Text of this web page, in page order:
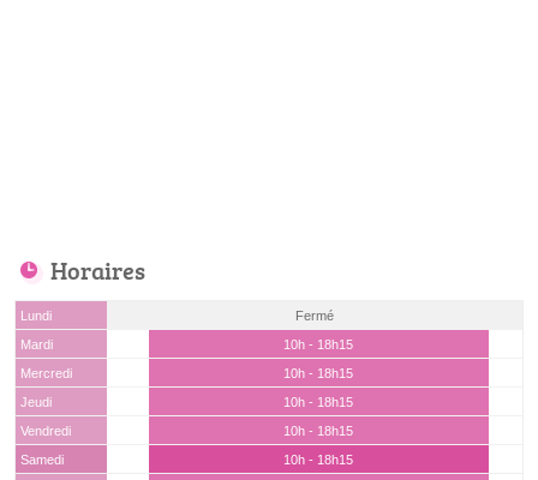
Horaires
Lundi
Fermé
Mardi
10h - 18h15
Mercredi
10h - 18h15
Jeudi
10h - 18h15
Vendredi
10h - 18h15
Samedi
10h - 18h15